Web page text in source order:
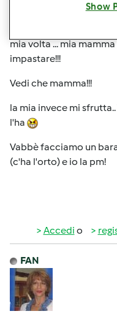
mia volta ... mia
impastare!!!
Vedi che mamma!!!
la mia invece mi
l'ha
Vabbè facciamo un
(c'ha l'orto) e io la pm!
Accedi o
FAN
Show